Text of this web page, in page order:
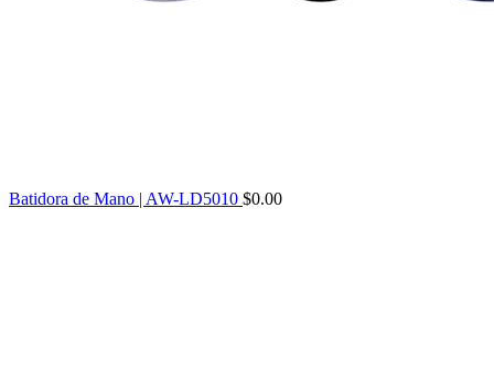
Batidora de Mano | AW-LD5010 $0.00